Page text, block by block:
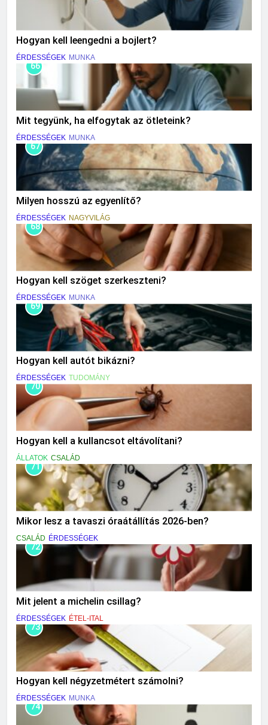
Hogyan kell leengedni a bojlert?
ÉRDESSÉGEK MUNKA
66
Mit tegyünk, ha elfogytak az ötleteink?
ÉRDESSÉGEK MUNKA
67
Milyen hosszú az egyenlítő?
ÉRDESSÉGEK NAGYVILÁG
68
Hogyan kell szöget szerkeszteni?
ÉRDESSÉGEK MUNKA
69
Hogyan kell autót bikázni?
ÉRDESSÉGEK TUDOMÁNY
70
Hogyan kell a kullancsot eltávolítani?
ÁLLATOK CSALÁD
71
Mikor lesz a tavaszi óraátállítás 2026-ben?
CSALÁD ÉRDESSÉGEK
72
Mit jelent a michelin csillag?
ÉRDESSÉGEK ÉTEL-ITAL
73
Hogyan kell négyzetmétert számolni?
ÉRDESSÉGEK MUNKA
74